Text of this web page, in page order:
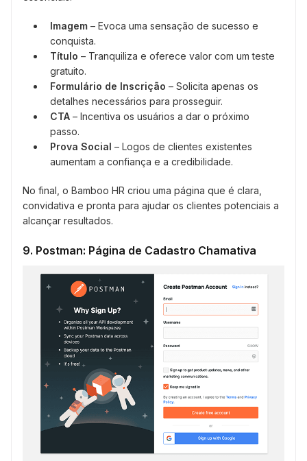
Imagem – Evoca uma sensação de sucesso e
conquista.
Título – Tranquiliza e oferece valor com um teste
gratuito.
Formulário de Inscrição – Solicita apenas os
detalhes necessários para prosseguir.
CTA – Incentiva os usuários a dar o próximo
passo.
Prova Social – Logos de clientes existentes
aumentam a confiança e a credibilidade.
No final, o Bamboo HR criou uma página que é clara,
convidativa e pronta para ajudar os clientes potenciais a
alcançar resultados.
9. Postman: Página de Cadastro Chamativa